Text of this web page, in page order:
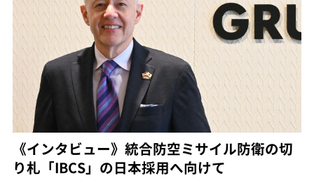
《インタビュー》統合防空ミサイル防衛の切
り札「IBCS」の日本採用へ向けて